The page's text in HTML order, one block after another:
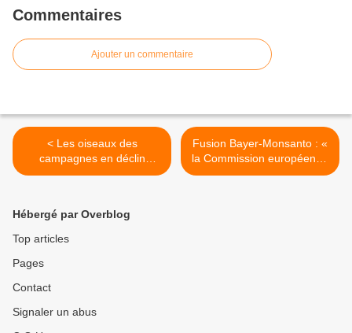
Commentaires
Ajouter un commentaire
< Les oiseaux des
campagnes en déclin
"vertigineux", Muséum et
Fusion Bayer-Monsanto : «
la Commission européenne
vient de donner naissance
Hébergé par Overblog
Top articles
Pages
Contact
Signaler un abus